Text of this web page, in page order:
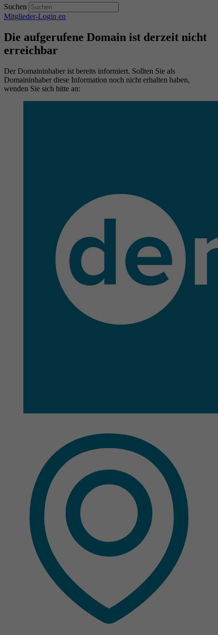
Suchen
Mitglieder-Login en
Die aufgerufene Domain ist derzeit nicht
erreichbar
Der Domaininhaber ist bereits informiert. Sollten Sie als
Domaininhaber diese Information noch nicht erhalten haben,
wenden Sie sich bitte an: